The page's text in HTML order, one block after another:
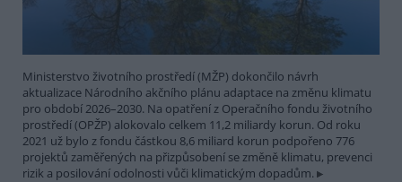
Ministerstvo životního prostředí (MŽP) dokončilo návrh
aktualizace Národního akčního plánu adaptace na změnu klimatu
pro období 2026–2030. Na opatření z Operačního fondu životního
prostředí (OPŽP) alokovalo celkem 11,2 miliardy korun. Od roku
2021 už bylo z fondu částkou 8,6 miliard korun podpořeno 776
projektů zaměřených na přizpůsobení se změně klimatu, prevenci
rizik a posilování odolnosti vůči klimatickým dopadům.